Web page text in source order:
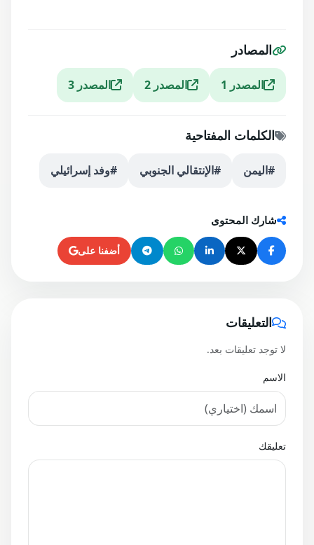
المصادر
المصدر 1 المصدر 2 المصدر 3
الكلمات المفتاحية
#اليمن #الإنتقالي الجنوبي #وفد إسرائيلي
شارك المحتوى
أضفنا على
التعليقات
لا توجد تعليقات بعد.
الاسم
تعليقك